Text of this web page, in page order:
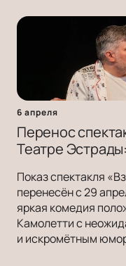
6 апреля
Перенос
Театре
Показ спектакля
перенесён с 29
яркая комедия
Камолетти с
и искромётным